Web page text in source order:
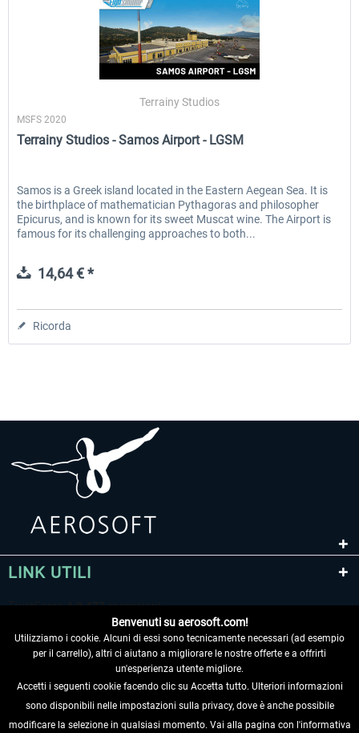
Terrainy Studios
MSFS 2020
Terrainy Studios - Samos Airport - LGSM
Samos is a Greek island located in the Eastern Aegean Sea. It is
the birthplace of mathematician Pythagoras and philosopher
Epicurus, and is known for its sweet Muscat wine. The Airport is
famous for its challenging approaches to both...
14,64 € *
Ricorda
LINK UTILI
RECEDERE DAL CONTRATTO
Benvenuti su aerosoft.com!
Utilizziamo i cookie. Alcuni di essi sono tecnicamente necessari (ad esempio
per il carrello), altri ci aiutano a migliorare le nostre offerte e a offrirti
un'esperienza utente migliore.
Accetti i seguenti cookie facendo clic su Accetta tutto. Ulteriori informazioni
sono disponibili nelle impostazioni sulla privacy, dove è anche possibile
modificare la selezione in qualsiasi momento. Vai alla pagina con l'informativa